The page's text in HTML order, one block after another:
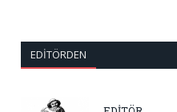
EDITÖRDEN